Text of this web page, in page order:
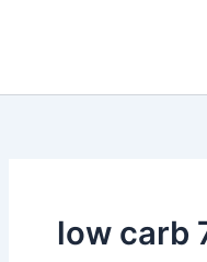
conteúdo
low carb